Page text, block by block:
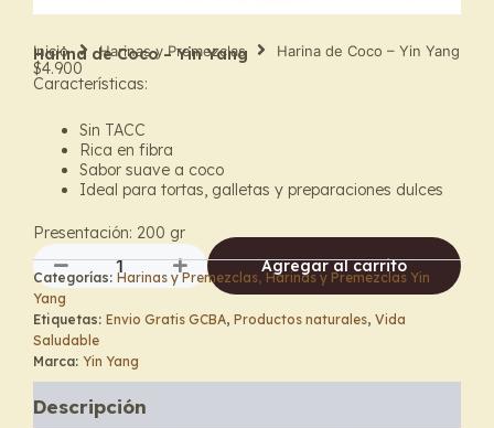
Inicio Harinas y Premezclas Harina de Coco – Yin Yang
Harina de Coco – Yin Yang
$4.900
Características:
Sin TACC
Rica en fibra
Sabor suave a coco
Ideal para tortas, galletas y preparaciones dulces
Presentación: 200 gr
Harina
Coco
–
Yin
cantidad
Agregar al carrito
Categorías: Harinas y Premezclas, Harinas y Premezclas Yin
Yang
Etiquetas: Envio Gratis GCBA, Productos naturales, Vida
Saludable
Marca: Yin Yang
Descripción